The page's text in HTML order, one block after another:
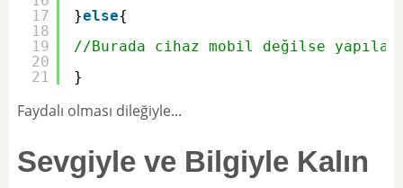
17
18
19
20
21
}else{
//Burada cihaz mobil değilse
}
Faydalı olması dileğiyle...
Sevgiyle ve Bilgiyle Kalın